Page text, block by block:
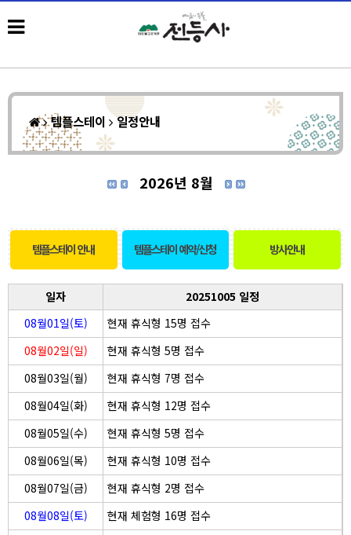
템플스테이 일정안내
2026년 8월
템플스테이 안내 템플스테이 예약/신청 방사안내
일자
20251005 일정
08월01일(토)
현재 휴식형 15명 접수
08월02일(일)
현재 휴식형 5명 접수
08월03일(월)
현재 휴식형 7명 접수
08월04일(화)
현재 휴식형 12명 접수
08월05일(수)
현재 휴식형 5명 접수
08월06일(목)
현재 휴식형 10명 접수
08월07일(금)
현재 휴식형 2명 접수
08월08일(토)
현재 체험형 16명 접수